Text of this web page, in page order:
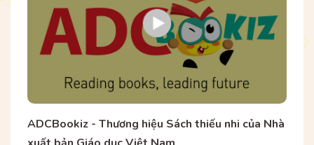
ADCBookiz - Thương hiệu Sách thiếu nhi của Nhà